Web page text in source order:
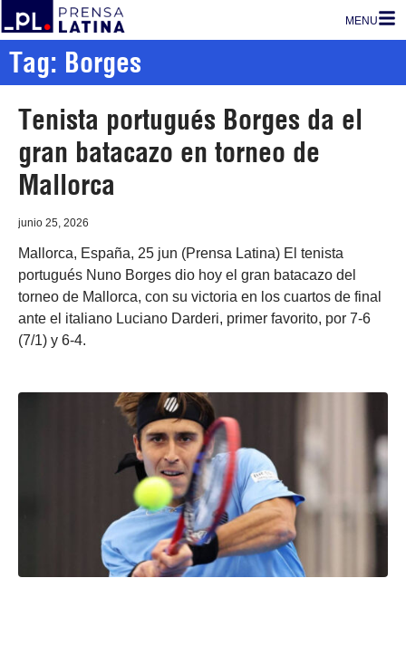
MENU
Tag: Borges
Tenista portugués Borges da el
gran batacazo en torneo de
Mallorca
junio 25, 2026
Mallorca, España, 25 jun (Prensa Latina) El tenista
portugués Nuno Borges dio hoy el gran batacazo del
torneo de Mallorca, con su victoria en los cuartos de final
ante el italiano Luciano Darderi, primer favorito, por 7-6
(7/1) y 6-4.